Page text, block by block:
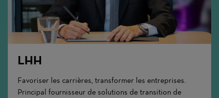
LHH
Favoriser les carrières, transformer les entreprises.
Principal fournisseur de solutions de transition de